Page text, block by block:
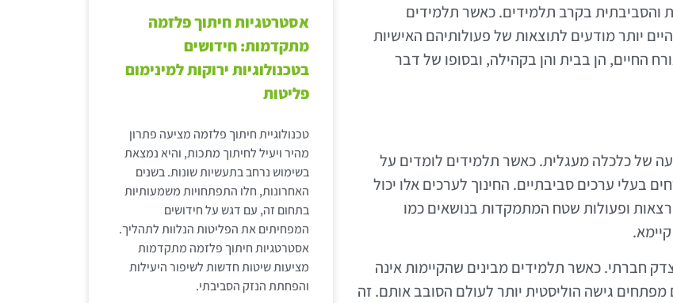
והסביבתית בקרב תלמידים. כאשר תלמידים
יותר מודעים לתוצאות של פעולותיהם האישיות
החיים, הן בבית והן בקהילה, ובסופו של דבר
של כלכלה מעגלית. כאשר תלמידים לומדים על
ערכים סביבתיים. החינוך לערכים אלו יכול
ופעולות שטח המתמקדות בנושאים כמו
חברתי. כאשר תלמידים מבינים שהקיימות אינה
גישה הוליסטית יותר לעולם הסובב אותם. זה
אסטרטגיות חיתוך פלזמה
מתקדמות: חידושים
בטכנולוגיות ירוקות למינימום
פליטות
טכנולוגיית חיתוך פלזמה מציעה פתרון
מהיר ויעיל לחיתוך מתכות, והיא נמצאת
בשימוש נרחב בתעשיות שונות. בשנים
האחרונות, חלו התפתחויות משמעותיות
בתחום זה, עם דגש על חידושים
המפחיתים את הפליטות הנלוות לתהליך.
אסטרטגיות חיתוך פלזמה מתקדמות
מציעות שיטות חדשות לשיפור היעילות
והפחתת הנזק הסביבתי.